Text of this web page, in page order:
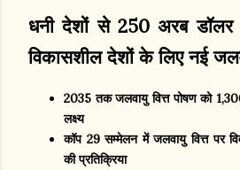
धनी देशों से 250 अरब डॉलर
विकासशील देशों के लिए नई
2035 तक जलवायु वित्त पोषण को
लक्ष्य
कॉप 29 सम्मेलन में जलवायु वित्त पर
की प्रतिक्रिया